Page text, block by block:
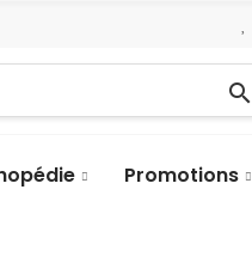
search
Promotions